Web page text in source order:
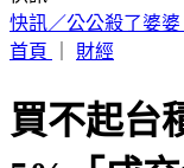
快訊／下午5點！被
首頁
財經
買不起台